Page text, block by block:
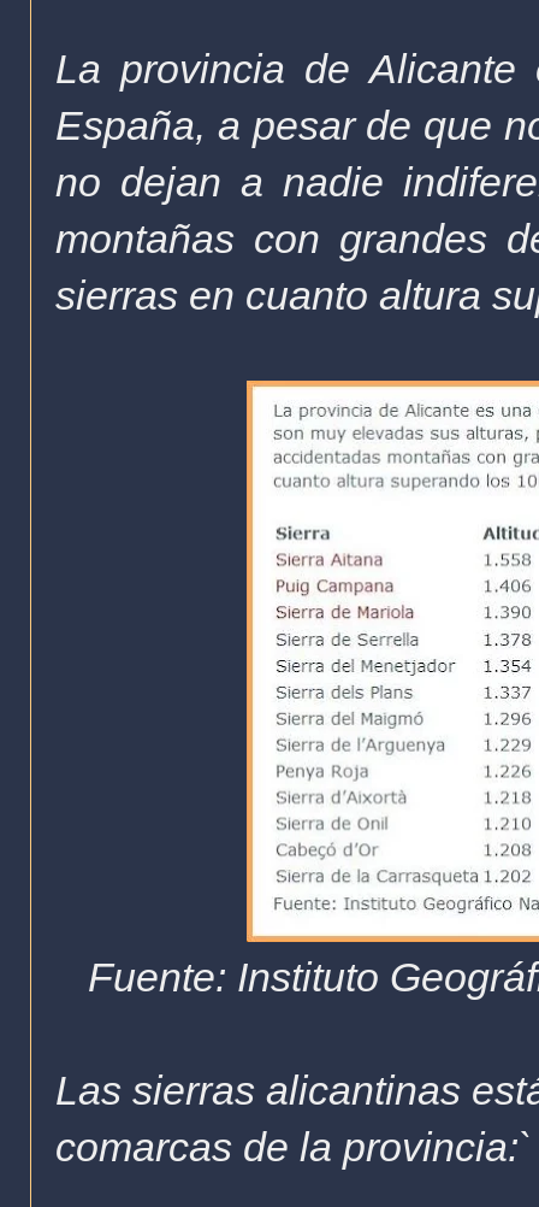
La provincia de
España, a pesar de que
no dejan a nadie
montañas con grandes
sierras en cuanto altura
Fuente: Instituto
Las sierras alicantinas
comarcas de la provincia:`